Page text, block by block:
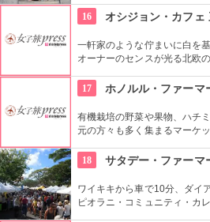
併設しています。そんな広く
イーツ、サンドイッチなども頂
16 オシジョン・カフェ
一軒家のような佇まいに白を
オーナーのセンスが光る北欧
り、ラテアートを楽しめるコ
間にほっと一息つける場所です
17 ホノルル・ファーマ
有機栽培の野菜や果物、ハチ
元の方々も多く集まるマーケ
込んで宿でいただくのもいい
18 サタデー・ファーマ
ワイキキから車で10分、ダイ
ピオラニ・コミュニティ・カ